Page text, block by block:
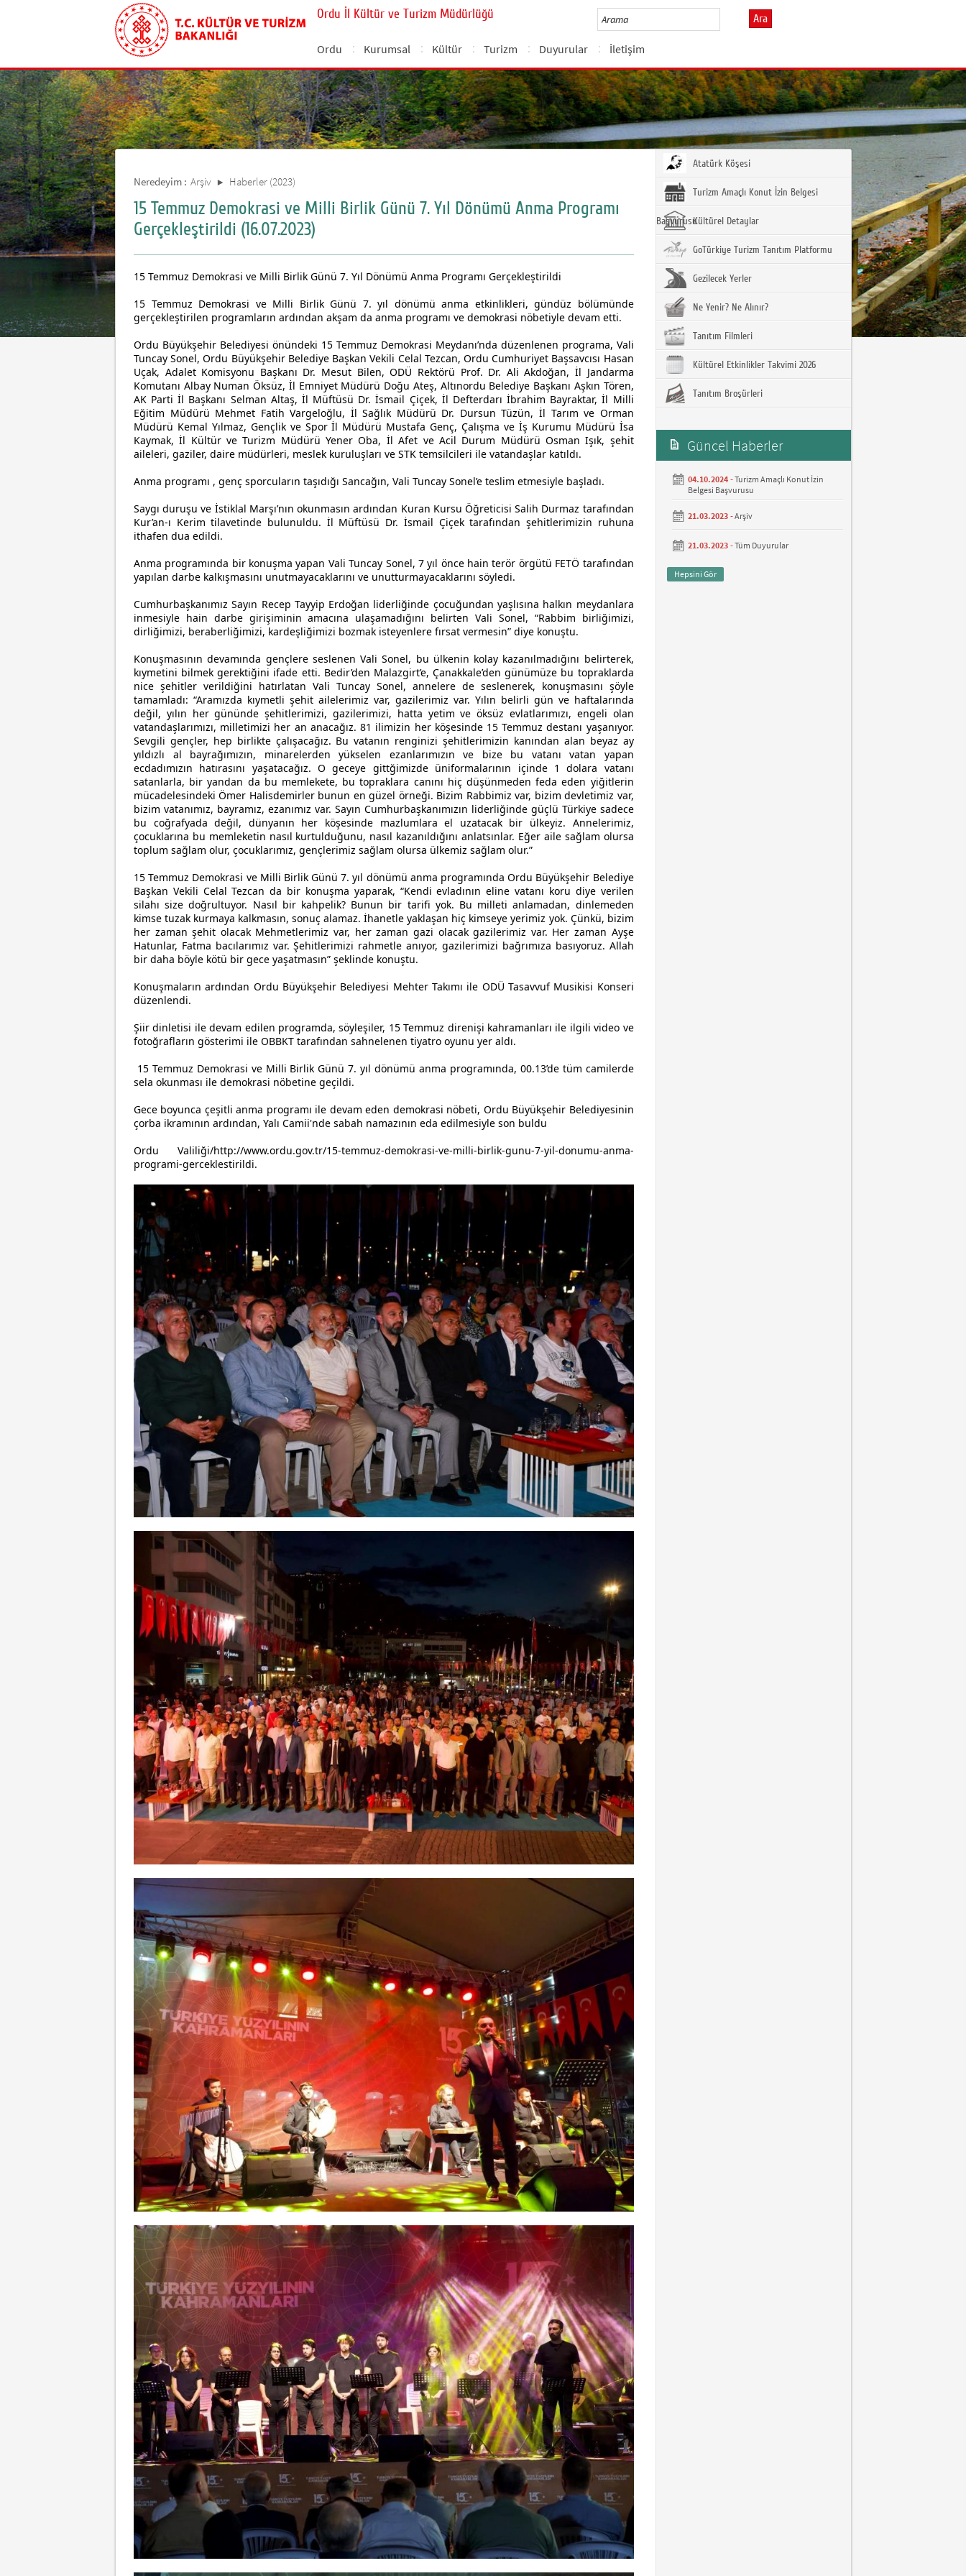
Ordu İl Kültür ve Turizm Müdürlüğü Ara
Ordu Kurumsal Kültür Turizm Duyurular İletişim
Neredeyim : Arşiv Haberler (2023)
15 Temmuz Demokrasi ve Milli Birlik Günü 7. Yıl Dönümü Anma Programı
Gerçekleştirildi (16.07.2023)
15 Temmuz Demokrasi ve Milli Birlik Günü 7. Yıl Dönümü Anma Programı Gerçekleştirildi
15 Temmuz Demokrasi ve Milli Birlik Günü 7. yıl dönümü anma etkinlikleri, gündüz bölümünde
gerçekleştirilen programların ardından akşam da anma programı ve demokrasi nöbetiyle devam etti.
Ordu Büyükşehir Belediyesi önündeki 15 Temmuz Demokrasi Meydanı’nda düzenlenen programa, Vali
Tuncay Sonel, Ordu Büyükşehir Belediye Başkan Vekili Celal Tezcan, Ordu Cumhuriyet Başsavcısı Hasan
Uçak, Adalet Komisyonu Başkanı Dr. Mesut Bilen, ODÜ Rektörü Prof. Dr. Ali Akdoğan, İl Jandarma
Komutanı Albay Numan Öksüz, İl Emniyet Müdürü Doğu Ateş, Altınordu Belediye Başkanı Aşkın Tören,
AK Parti İl Başkanı Selman Altaş, İl Müftüsü Dr. İsmail Çiçek, İl Defterdarı İbrahim Bayraktar, İl Milli
Eğitim Müdürü Mehmet Fatih Vargeloğlu, İl Sağlık Müdürü Dr. Dursun Tüzün, İl Tarım ve Orman
Müdürü Kemal Yılmaz, Gençlik ve Spor İl Müdürü Mustafa Genç, Çalışma ve İş Kurumu Müdürü İsa
Kaymak, İl Kültür ve Turizm Müdürü Yener Oba, İl Afet ve Acil Durum Müdürü Osman Işık, şehit
aileleri, gaziler, daire müdürleri, meslek kuruluşları ve STK temsilcileri ile vatandaşlar katıldı.
Anma programı , genç sporcuların taşıdığı Sancağın, Vali Tuncay Sonel’e teslim etmesiyle başladı.
Saygı duruşu ve İstiklal Marşı’nın okunmasın ardından Kuran Kursu Öğreticisi Salih Durmaz tarafından
Kur’an-ı Kerim tilavetinde bulunuldu. İl Müftüsü Dr. İsmail Çiçek tarafından şehitlerimizin ruhuna
ithafen dua edildi.
Anma programında bir konuşma yapan Vali Tuncay Sonel, 7 yıl önce hain terör örgütü FETÖ tarafından
yapılan darbe kalkışmasını unutmayacaklarını ve unutturmayacaklarını söyledi.
Cumhurbaşkanımız Sayın Recep Tayyip Erdoğan liderliğinde çocuğundan yaşlısına halkın meydanlara
inmesiyle hain darbe girişiminin amacına ulaşamadığını belirten Vali Sonel, “Rabbim birliğimizi,
dirliğimizi, beraberliğimizi, kardeşliğimizi bozmak isteyenlere fırsat vermesin” diye konuştu.
Konuşmasının devamında gençlere seslenen Vali Sonel, bu ülkenin kolay kazanılmadığını belirterek,
kıymetini bilmek gerektiğini ifade etti. Bedir’den Malazgirt’e, Çanakkale’den günümüze bu topraklarda
nice şehitler verildiğini hatırlatan Vali Tuncay Sonel, annelere de seslenerek, konuşmasını şöyle
tamamladı: “Aramızda kıymetli şehit ailelerimiz var, gazilerimiz var. Yılın belirli gün ve haftalarında
değil, yılın her gününde şehitlerimizi, gazilerimizi, hatta yetim ve öksüz evlatlarımızı, engeli olan
vatandaşlarımızı, milletimizi her an anacağız. 81 ilimizin her köşesinde 15 Temmuz destanı yaşanıyor.
Sevgili gençler, hep birlikte çalışacağız. Bu vatanın renginizi şehitlerimizin kanından alan beyaz ay
yıldızlı al bayrağımızın, minarelerden yükselen ezanlarımızın ve bize bu vatanı vatan yapan
ecdadımızın hatırasını yaşatacağız. O geceye gittğimizde üniformalarının içinde 1 dolara vatanı
satanlarla, bir yandan da bu memlekete, bu topraklara canını hiç düşünmeden feda eden yiğitlerin
mücadelesindeki Ömer Halisdemirler bunun en güzel örneği. Bizim Rabbimiz var, bizim devletimiz var,
bizim vatanımız, bayramız, ezanımız var. Sayın Cumhurbaşkanımızın liderliğinde güçlü Türkiye sadece
bu coğrafyada değil, dünyanın her köşesinde mazlumlara el uzatacak bir ülkeyiz. Annelerimiz,
çocuklarına bu memleketin nasıl kurtulduğunu, nasıl kazanıldığını anlatsınlar. Eğer aile sağlam olursa
toplum sağlam olur, çocuklarımız, gençlerimiz sağlam olursa ülkemiz sağlam olur.”
15 Temmuz Demokrasi ve Milli Birlik Günü 7. yıl dönümü anma programında Ordu Büyükşehir Belediye
Başkan Vekili Celal Tezcan da bir konuşma yaparak, “Kendi evladının eline vatanı koru diye verilen
silahı size doğrultuyor. Nasıl bir kahpelik? Bunun bir tarifi yok. Bu milleti anlamadan, dinlemeden
kimse tuzak kurmaya kalkmasın, sonuç alamaz. İhanetle yaklaşan hiç kimseye yerimiz yok. Çünkü, bizim
her zaman şehit olacak Mehmetlerimiz var, her zaman gazi olacak gazilerimiz var. Her zaman Ayşe
Hatunlar, Fatma bacılarımız var. Şehitlerimizi rahmetle anıyor, gazilerimizi bağrımıza basıyoruz. Allah
bir daha böyle kötü bir gece yaşatmasın” şeklinde konuştu.
Konuşmaların ardından Ordu Büyükşehir Belediyesi Mehter Takımı ile ODÜ Tasavvuf Musikisi Konseri
düzenlendi.
Şiir dinletisi ile devam edilen programda, söyleşiler, 15 Temmuz direnişi kahramanları ile ilgili video ve
fotoğrafların gösterimi ile OBBKT tarafından sahnelenen tiyatro oyunu yer aldı.
15 Temmuz Demokrasi ve Milli Birlik Günü 7. yıl dönümü anma programında, 00.13’de tüm camilerde
sela okunması ile demokrasi nöbetine geçildi.
Gece boyunca çeşitli anma programı ile devam eden demokrasi nöbeti, Ordu Büyükşehir Belediyesinin
çorba ikramının ardından, Yalı Camii'nde sabah namazının eda edilmesiyle son buldu
Ordu Valiliği/http://www.ordu.gov.tr/15-temmuz-demokrasi-ve-milli-birlik-gunu-7-yil-donumu-anma-
programi-gerceklestirildi.
Atatürk Köşesi
Turizm Amaçlı Konut İzin Belgesi
BaşvurusuKültürel Detaylar
GoTürkiye Turizm Tanıtım Platformu
Gezilecek Yerler
Ne Yenir? Ne Alınır?
Tanıtım Filmleri
Kültürel Etkinlikler Takvimi 2026
Tanıtım Broşürleri
Güncel Haberler
04.10.2024 -Turizm Amaçlı Konut İzin
Belgesi Başvurusu
21.03.2023 -Arşiv
21.03.2023 -Tüm Duyurular
Hepsini Gör